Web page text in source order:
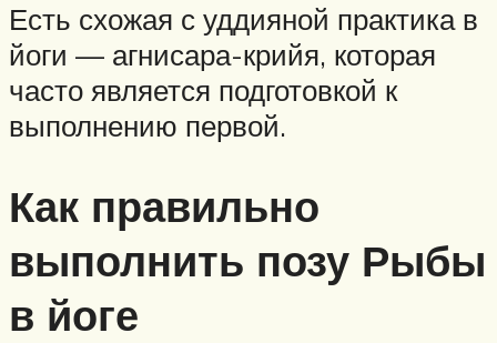
Есть схожая с уддияной практика в
йоги — агнисара-крийя, которая
часто является подготовкой к
выполнению первой.
Как правильно
выполнить позу Рыбы
в йоге